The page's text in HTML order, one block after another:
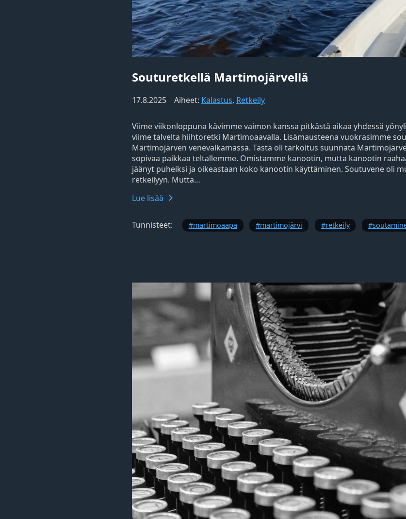
Souturetkellä Martimojärvellä
17.8.2025 Aiheet: Kalastus, Retkeily
Viime viikonloppuna kävimme vaimon kanssa pitkästä aikaa yhdessä
viime talvelta hiihtoretki Martimoaavalla. Lisämausteena vuokrasimme
Martimojärven venevalkamassa. Tästä oli tarkoitus suunnata
sopivaa paikkaa teltallemme. Omistamme kanootin, mutta kanootin
jäänyt puheiksi ja oikeastaan koko kanootin käyttäminen. Soutuvene oli
retkeilyyn. Mutta…
Lue lisää
Tunnisteet: martimoaapa martimojärvi retkeily